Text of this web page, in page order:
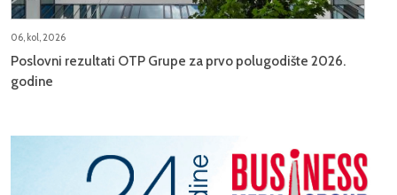
06, kol, 2026
Poslovni rezultati OTP Grupe za prvo polugodište 2026.
godine